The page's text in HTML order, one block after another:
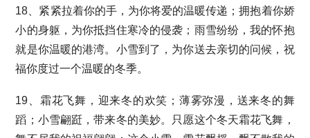
18、紧紧拉着你的手，为你将爱的温暖传递；拥抱着你娇
小的身躯，为你抵挡住寒冷的侵袭；雨雪纷纷，我的怀抱
就是你温暖的港湾。小雪到了，为你送去亲切的问候，祝
福你度过一个温暖的冬季。
19、霜花飞舞，迎来冬的欢笑；薄雾弥漫，送来冬的舞
蹈；小雪翩跹，带来冬的美妙。只愿这个冬天霜花飞舞，